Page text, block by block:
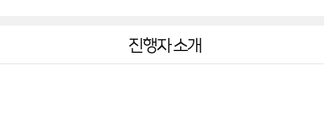
진행자 소개